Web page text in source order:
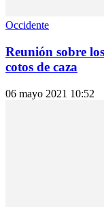
Occidente
Reunión sobre
cotos de caza
06 mayo 2021 10:52